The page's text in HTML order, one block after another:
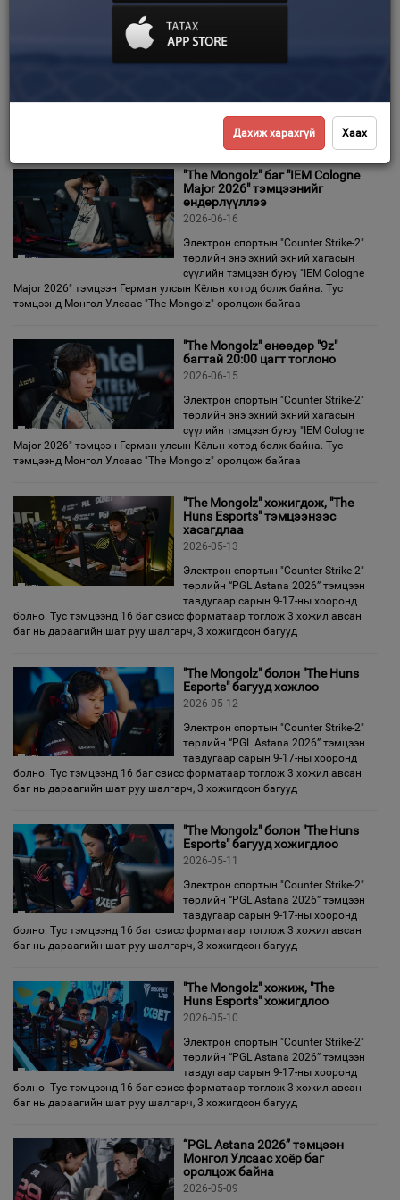
2026-07-10
орсоныг удирдлагууд албан ёсоор зарлалаа. Түүнийг албан ёсоор
The Mongolz багаас худалдаж авсан байна. Тэрбээр 19 настай
"The Mongolz" баг "IEM Cologne
Major 2026" тэмцээнийг
өндөрлүүллээ
2026-06-16
Электрон спортын "Counter Strike-2"
төрлийн энэ эхний эхний хагасын
сүүлийн тэмцээн буюу "IEM Cologne
Major 2026" тэмцээн Герман улсын Кёльн хотод болж байна. Тус
тэмцээнд Монгол Улсаас "The Mongolz" оролцож байгаа
"The Mongolz" өнөөдөр "9z"
багтай 20:00 цагт тоглоно
2026-06-15
Электрон спортын "Counter Strike-2"
төрлийн энэ эхний эхний хагасын
сүүлийн тэмцээн буюу "IEM Cologne
Major 2026" тэмцээн Герман улсын Кёльн хотод болж байна. Тус
тэмцээнд Монгол Улсаас "The Mongolz" оролцож байгаа
"The Mongolz" хожигдож, "The
Huns Esports" тэмцээнээс
хасагдлаа
2026-05-13
Электрон спортын "Counter Strike-2"
төрлийн “PGL Astana 2026” тэмцээн
тавдугаар сарын 9-17-ны хооронд
болно. Тус тэмцээнд 16 баг свисс форматаар тоглож 3 хожил авсан
баг нь дараагийн шат руу шалгарч, 3 хожигдсон багууд
"The Mongolz" болон "The Huns
Esports" багууд хожлоо
2026-05-12
Электрон спортын "Counter Strike-2"
төрлийн “PGL Astana 2026” тэмцээн
тавдугаар сарын 9-17-ны хооронд
болно. Тус тэмцээнд 16 баг свисс форматаар тоглож 3 хожил авсан
баг нь дараагийн шат руу шалгарч, 3 хожигдсон багууд
"The Mongolz" болон "The Huns
Esports" багууд хожигдлоо
2026-05-11
Электрон спортын "Counter Strike-2"
төрлийн “PGL Astana 2026” тэмцээн
тавдугаар сарын 9-17-ны хооронд
болно. Тус тэмцээнд 16 баг свисс форматаар тоглож 3 хожил авсан
баг нь дараагийн шат руу шалгарч, 3 хожигдсон багууд
"The Mongolz" хожиж, "The
Huns Esports" хожигдлоо
2026-05-10
Электрон спортын "Counter Strike-2"
төрлийн “PGL Astana 2026” тэмцээн
тавдугаар сарын 9-17-ны хооронд
болно. Тус тэмцээнд 16 баг свисс форматаар тоглож 3 хожил авсан
баг нь дараагийн шат руу шалгарч, 3 хожигдсон багууд
“PGL Astana 2026” тэмцээн
Монгол Улсаас хоёр баг
оролцож байна
2026-05-09
Дахиж харахгүй Хаах